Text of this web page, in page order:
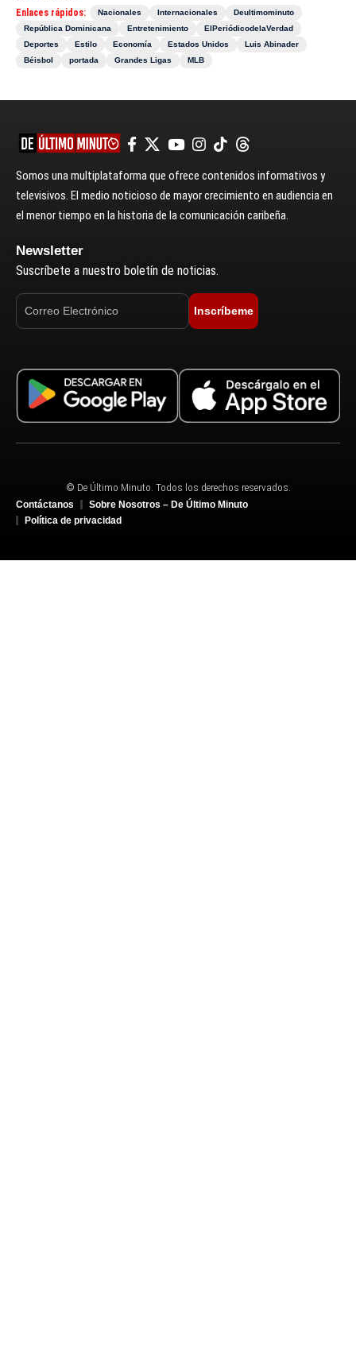
Enlaces rápidos: Nacionales Internacionales
Deultimominuto
República Dominicana
Entretenimiento
ElPeriódicodelaVerdad
Deportes
Estilo Economía Estados Unidos
Luis Abinader
Béisbol
portada Grandes Ligas MLB
Somos una multiplataforma que ofrece contenidos informativos y
televisivos. El medio noticioso de mayor crecimiento en audiencia en
el menor tiempo en la historia de la comunicación caribeña.
Newsletter
Suscríbete a nuestro boletín de noticias.
Inscríbeme
© De Último Minuto. Todos los derechos reservados.
Contáctanos
Sobre Nosotros – De Último Minuto
Política de privacidad